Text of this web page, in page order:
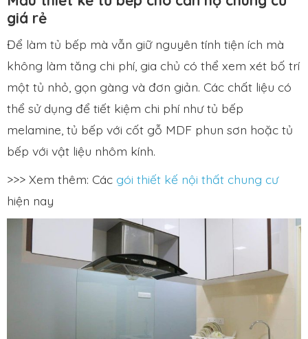
giá rẻ
Để làm tủ bếp mà vẫn giữ nguyên tính tiện ích mà
không làm tăng chi phí, gia chủ có thể xem xét bố trí
một tủ nhỏ, gọn gàng và đơn giản. Các chất liệu có
thể sử dụng để tiết kiệm chi phí như tủ bếp
melamine, tủ bếp với cốt gỗ MDF phun sơn hoặc tủ
bếp với vật liệu nhôm kính.
>>> Xem thêm: Các gói thiết kế nội thất chung cư
hiện nay